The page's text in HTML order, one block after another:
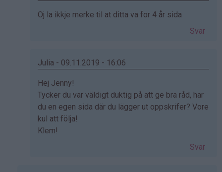
Som
Jenny
bekreftet)
Oj la ikkje merke til at ditta va for 4 år sida
Svar
Julia - 09.11.2019 - 16:06
Som
svar
på
av
Jenny
Hej Jenny!
Tycker du var väldigt duktig på att ge bra råd, har
du en egen sida där du lägger ut oppskrifer? Vore
kul att följa!
Klem!
Svar